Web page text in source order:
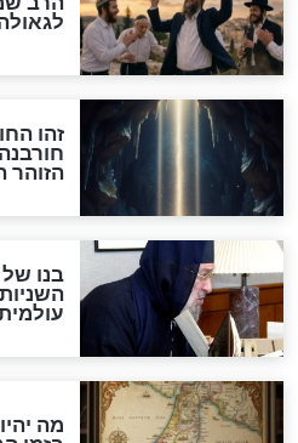
מה יהיה
"לפני
והכחשה
האמונה"
האם לאחר
אפשר